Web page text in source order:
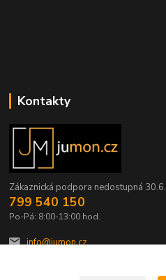
Kontakty
Zákaznická podpora nedostupná 30.6.
799 540 150
Po-Pá: 8:00-13:00 hod.
info@jumon.cz